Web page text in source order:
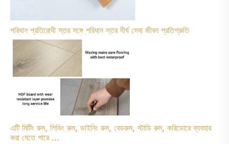
পরিধান প্রতিরোধী স্তর সঙ্গে পরিধান স্তর দীর্ঘ সেবা জীবন প্রতিশ্রুতি
এটি মিটিং রুম, লিভিং রুম, ডাইনিং রুম, বেডরুম, স্টাডি রুম, করিডোরে ব্যবহার
করা যেতে পারে ...